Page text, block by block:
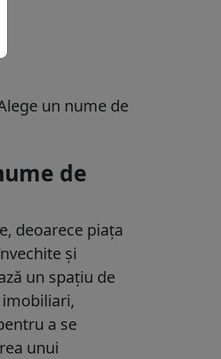
un nume de
de
deoarece piața
și
un spațiu de
a se
unui